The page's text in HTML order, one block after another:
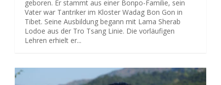
geboren. Er stammt aus einer Bonpo-Familie, sein
Vater war Tantriker im Kloster Wadag Bon Gon in
Tibet. Seine Ausbildung begann mit Lama Sherab
Lodoe aus der Tro Tsang Linie. Die vorläufigen
Lehren erhielt er...